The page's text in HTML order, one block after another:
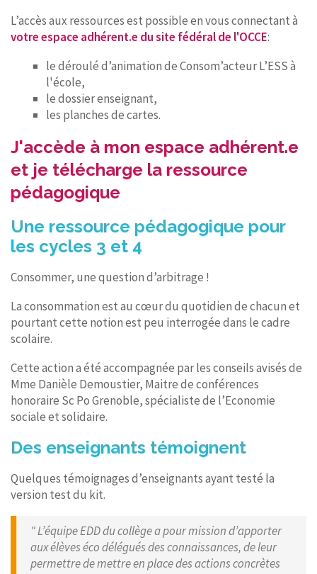
L’accès aux ressources est possible en vous connectant à
votre espace adhérent.e du site fédéral de l'OCCE:
le déroulé d’animation de Consom’acteur L’ESS à
l'école,
le dossier enseignant,
les planches de cartes.
J'accède à mon espace adhérent.e
et je télécharge la ressource
pédagogique
Une ressource pédagogique pour
les cycles 3 et 4
Consommer, une question d’arbitrage !
La consommation est au cœur du quotidien de chacun et
pourtant cette notion est peu interrogée dans le cadre
scolaire.
Cette action a été accompagnée par les conseils avisés de
Mme Danièle Demoustier, Maitre de conférences
honoraire Sc Po Grenoble, spécialiste de l’Economie
sociale et solidaire.
Des enseignants témoignent
Quelques témoignages d’enseignants ayant testé la
version test du kit.
" L’équipe EDD du collège a pour mission d’apporter
aux élèves éco délégués des connaissances, de leur
permettre de mettre en place des actions concrètes